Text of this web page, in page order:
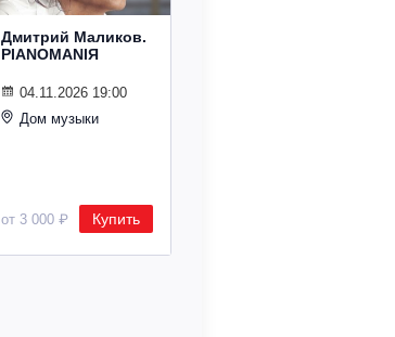
Дмитрий Маликов.
PIANOMANIЯ
04.11.2026 19:00
Дом музыки
от 3 000 ₽ Купить